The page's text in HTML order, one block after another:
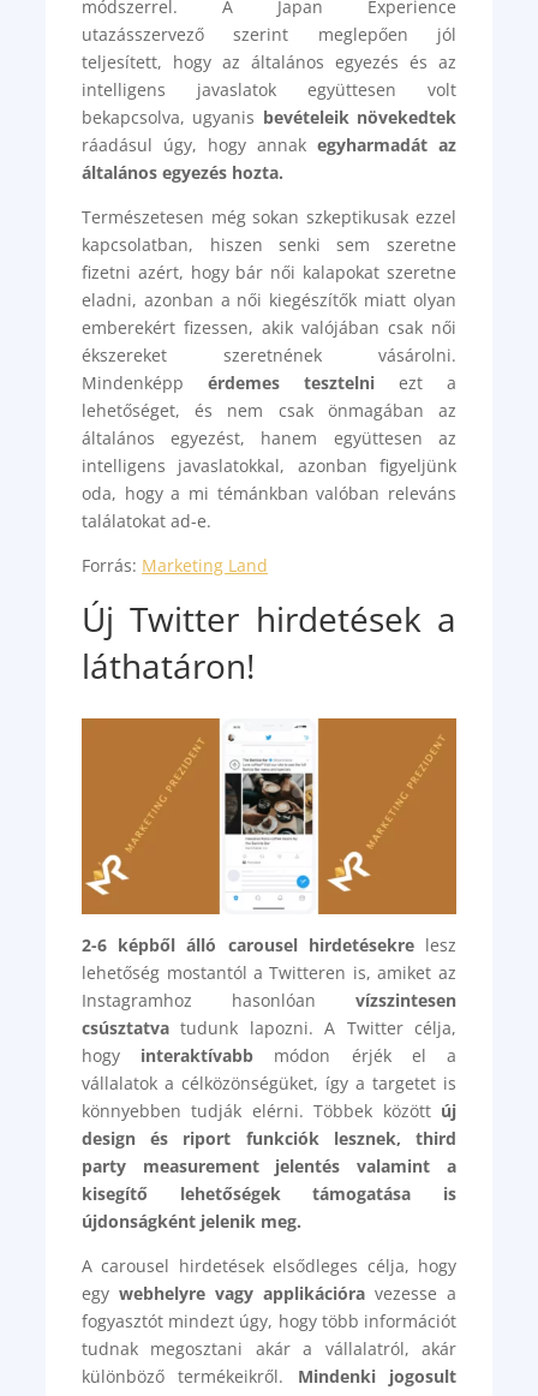
módszerrel. A Japan Experience
utazásszervező szerint meglepően jól
teljesített, hogy az általános egyezés és az
intelligens javaslatok együttesen volt
bekapcsolva, ugyanis bevételeik növekedtek
ráadásul úgy, hogy annak egyharmadát az
általános egyezés hozta.
Természetesen még sokan szkeptikusak ezzel
kapcsolatban, hiszen senki sem szeretne
fizetni azért, hogy bár női kalapokat szeretne
eladni, azonban a női kiegészítők miatt olyan
emberekért fizessen, akik valójában csak női
ékszereket szeretnének vásárolni.
Mindenképpérdemes tesztelni ezt a
lehetőséget, és nem csak önmagában az
általános egyezést, hanem együttesen az
intelligens javaslatokkal, azonban figyeljünk
oda, hogy a mi témánkban valóban releváns
találatokat ad-e.
Forrás: Marketing Land
Új Twitter hirdetések a
láthatáron!
2-6 képből álló carousel hirdetésekrelesz
lehetőség mostantól a Twitteren is, amiket az
Instagramhoz hasonlóan vízszintesen
csúsztatva tudunk lapozni. A Twitter célja,
hogy interaktívabb módon érjék el a
vállalatok a célközönségüket, így a targetet is
könnyebben tudják elérni. Többek között új
design és riport funkciók lesznek, third
party measurement jelentés valamint a
kisegítő lehetőségek támogatása is
újdonságként jelenik meg.
A carousel hirdetések elsődleges célja, hogy
egywebhelyre vagy applikációravezesse a
fogyasztót mindezt úgy, hogy több információt
tudnak megosztani akár a vállalatról, akár
különböző termékeikről. Mindenki jogosult